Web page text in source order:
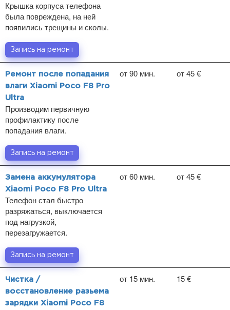
Крышка корпуса телефона
была повреждена, на ней
появились трещины и сколы.
Запись на ремонт
Ремонт после попадания
влаги Xiaomi Poco F8 Pro
Ultra
Производим первичную
профилактику после
попадания влаги.
от 90 мин. от 45 €
Запись на ремонт
Замена аккумулятора
Xiaomi Poco F8 Pro Ultra
Телефон стал быстро
разряжаться, выключается
под нагрузкой,
перезагружается.
от 60 мин. от 45 €
Запись на ремонт
Чистка /
восстановление разьема
зарядки Xiaomi Poco F8
от 15 мин. 15 €